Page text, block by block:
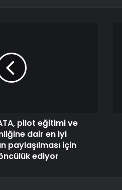
pilot eğitimi ve
dair en iyi
paylaşılması için
ediyor